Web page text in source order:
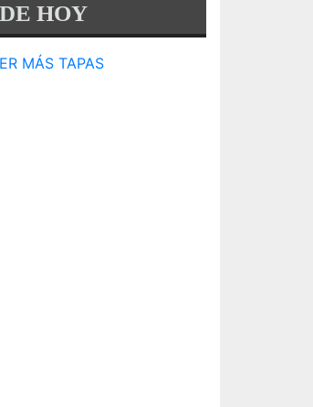
HOY
MÁS TAPAS